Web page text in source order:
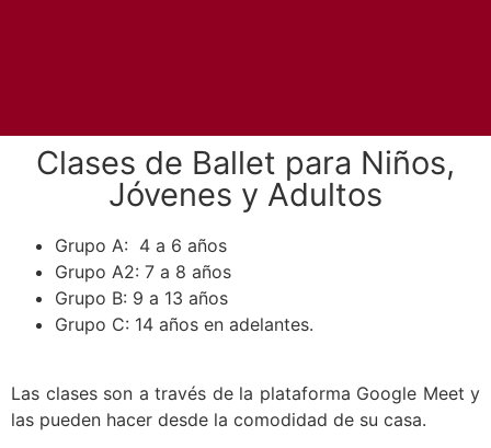
Clases de Ballet para Niños,
Jóvenes y Adultos
Grupo A: 4 a 6 años
Grupo A2: 7 a 8 años
Grupo B: 9 a 13 años
Grupo C: 14 años en adelantes.
Las clases son a través de la plataforma Google Meet y
las pueden hacer desde la comodidad de su casa.